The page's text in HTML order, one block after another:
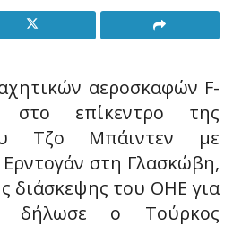
αεροσκαφών F-
επίκεντρο της
Τζο Μπάιντεν με
στη Γλασκώβη,
διάσκεψης του ΟΗΕ για
δήλωσε ο Τούρκος